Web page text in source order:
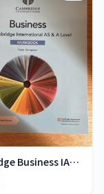
Cambridge Business IAS & IA-Level workbook